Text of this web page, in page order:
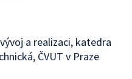
a realizaci, katedra
ČVUT v Praze